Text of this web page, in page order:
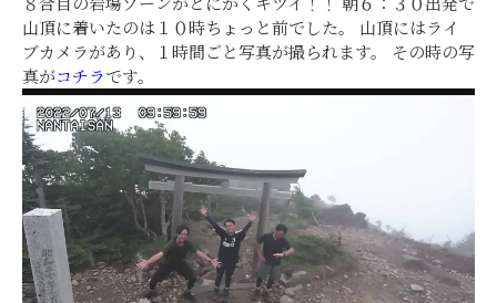
山頂に着いたのは１０時ちょっと前でした。 山頂にはライ
ブカメラがあり、１時間ごと写真が撮られます。 その時の写
真がコチラです。